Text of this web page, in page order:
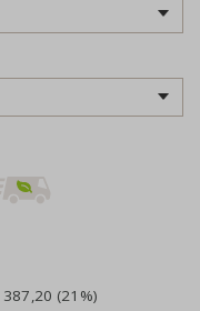
387,20 (21%)